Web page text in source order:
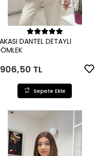
Sepete Ekle
DANTEL DETAYLI
TL
Sepete Ekle